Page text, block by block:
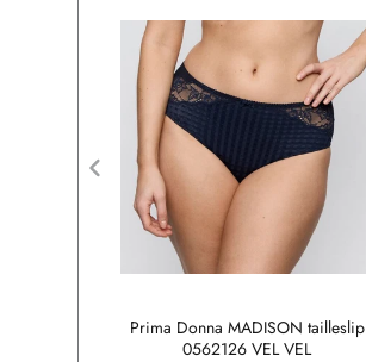
Prima Donna MADISON tailleslip
0562126 VEL VEL